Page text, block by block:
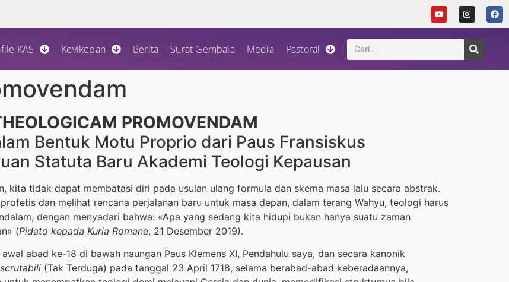
KAS Kevikepan Berita Surat Gembala Media Pastoral
PROMOVENDAM
Bentuk Motu Proprio dari Paus Fransiskus
Statuta Baru Akademi Teologi Kepausan
kita tidak dapat membatasi diri pada usulan ulang formula dan skema masa lalu secara abstrak.
dan melihat rencana perjalanan baru untuk masa depan, dalam terang Wahyu, teologi harus
dengan menyadari bahwa: «Apa yang sedang kita hidupi bukan hanya suatu zaman
(Pidato kepada Kuria Romana, 21 Desember 2019).
abad ke-18 di bawah naungan Paus Klemens XI, Pendahulu saya, dan secara kanonik
(Tak Terduga) pada tanggal 23 April 1718, selama berabad-abad keberadaannya,